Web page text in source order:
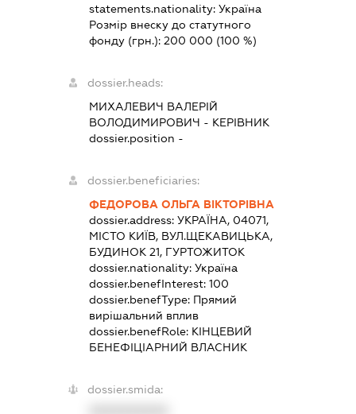
statements.nationality: Україна
Розмір внеску до статутного
фонду (грн.): 200 000 (100 %)
dossier.heads:
МИХАЛЕВИЧ ВАЛЕРІЙ
ВОЛОДИМИРОВИЧ - КЕРІВНИК
dossier.position -
dossier.beneficiaries:
ФЕДОРОВА ОЛЬГА ВІКТОРІВНА
dossier.address: УКРАЇНА, 04071,
МІСТО КИЇВ, ВУЛ.ЩЕКАВИЦЬКА,
БУДИНОК 21, ГУРТОЖИТОК
dossier.nationality: Україна
dossier.benefInterest: 100
dossier.benefType: Прямий
вирішальний вплив
dossier.benefRole: КІНЦЕВИЙ
БЕНЕФІЦІАРНИЙ ВЛАСНИК
dossier.smida: